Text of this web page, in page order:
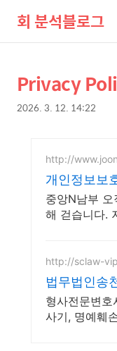
회 분석블로그
상
세
본
문
제
Privacy
2026. 3. 12. 14:22
http://
개인정보보
무소
중앙N남부
해 걷습니다.
http://sclaw-
법무법인송
지원센터
형사전문변호
사기, 명예훼